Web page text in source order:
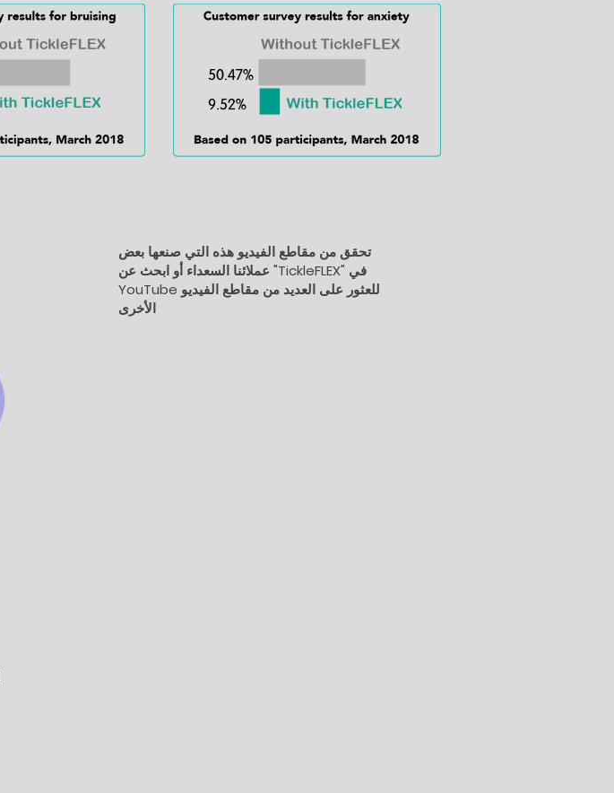
تحقق من مقاطع الفيديو هذه التي صنعها بعض
عملائنا السعداء أو ابحث عن "TickleFLEX" في
YouTube للعثور على العديد من مقاطع الفيديو
الأخرى